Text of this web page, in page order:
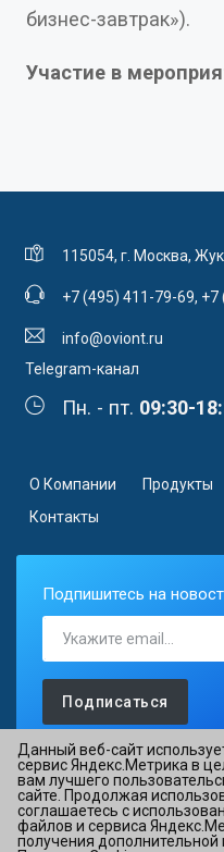
бизнес-завтрак»).
Участие в
115054, г. Москва,
+7 (495) 411-79-69, +7
info@oviont.ru
Telegram-канал
Пн. - пт. 09:30-
О Компании Продукты
Контакты
Подпишитесь на
Подписаться
©2026 АО «ОВИОНТ
Данный веб-сайт
сервис Яндекс.Метрика в
вам лучшего
сайте. Продолжая
соглашаетесь с
файлов и сервиса
получения